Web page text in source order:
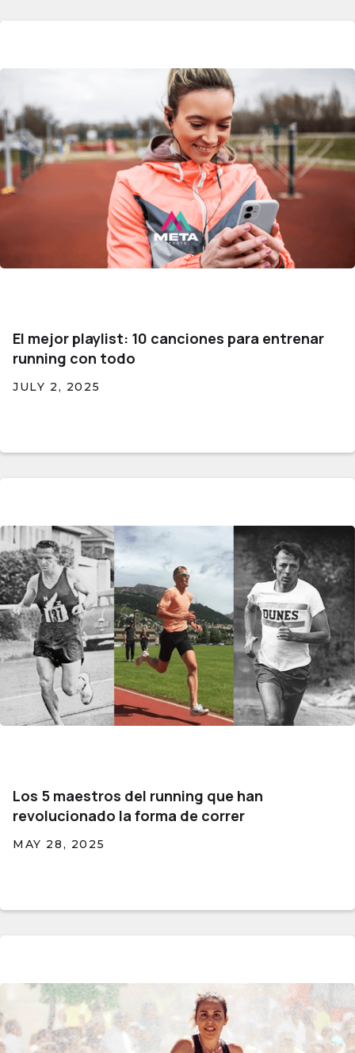
El mejor playlist: 10 canciones para entrenar
running con todo
JULY 2, 2025
Los 5 maestros del running que han
revolucionado la forma de correr
MAY 28, 2025